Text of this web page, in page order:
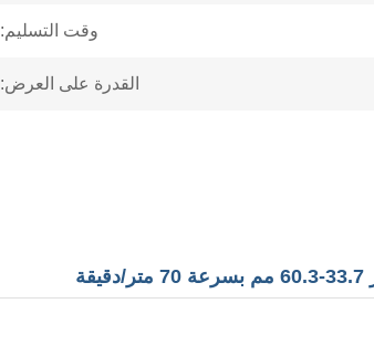
وقت التسليم:
القدرة على العرض: